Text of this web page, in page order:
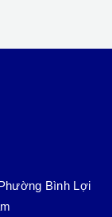
Bình Lợi